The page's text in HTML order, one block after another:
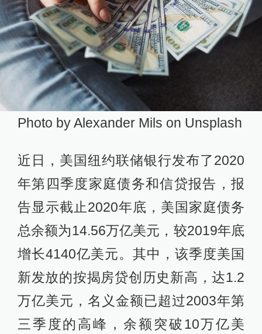
Photo by Alexander Mils on Unsplash
近日，美国纽约联储银行发布了2020
年第四季度家庭债务和信贷报告，报
告显示截止2020年底，美国家庭债务
总余额为14.56万亿美元，较2019年底
增长4140亿美元。其中，该季度美国
新发放的按揭房贷创历史新高，达1.2
万亿美元，名义金额已超过2003年第
三季度的高峰，余额突破10万亿美